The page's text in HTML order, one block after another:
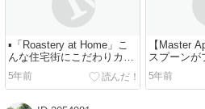
▪️「Roastery at Home」こ
んな住宅街にこだわりカフ
ェが！
5年前
【Master
スプーンが
に？
5年前